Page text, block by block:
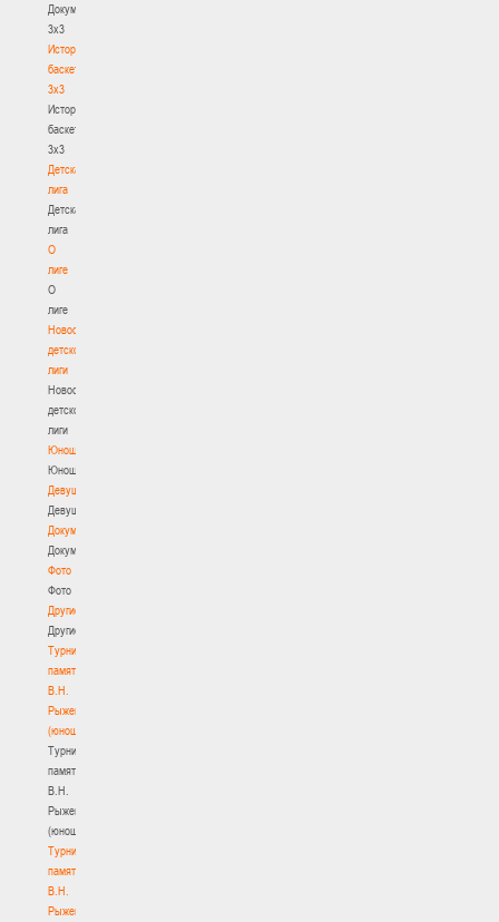
Документы
3х3
История
баскетбола
3х3
История
баскетбола
3х3
Детская
лига
Детская
лига
О
лиге
О
лиге
Новости
детской
лиги
Новости
детской
лиги
Юноши
Юноши
Девушки
Девушки
Документы
Документы
Фото
Фото
Другие
Другие
Турнир
памяти
В.Н.
Рыженкова
(юноши)
Турнир
памяти
В.Н.
Рыженкова
(юноши)
Турнир
памяти
В.Н.
Рыженкова